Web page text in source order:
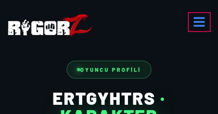
OYUNCU PROFILI
ERTGYHTRS ·